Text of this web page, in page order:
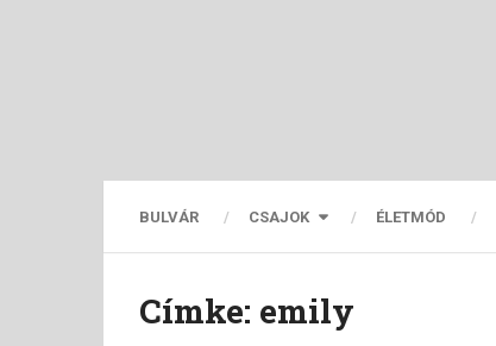
BULVÁR CSAJOK ÉLETMÓD
Címke: emily